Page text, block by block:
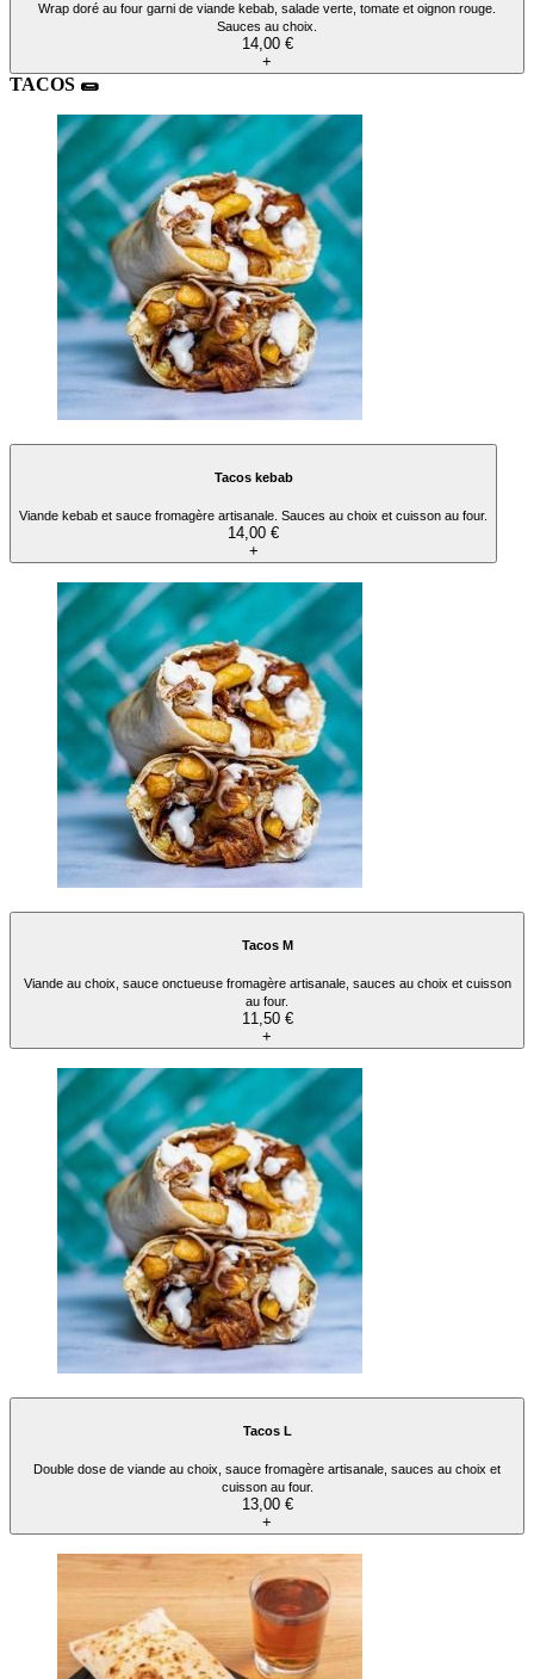
Wrap doré au four garni de viande kebab, salade verte, tomate et oignon rouge.
Sauces au choix.
14,00 €
+
TACOS ​🌯
Tacos kebab
Viande kebab et sauce fromagère artisanale. Sauces au choix et cuisson au four.
14,00 €
+
Tacos M
Viande au choix, sauce onctueuse fromagère artisanale, sauces au choix et cuisson
au four.
11,50 €
+
Tacos L
Double dose de viande au choix, sauce fromagère artisanale, sauces au choix et
cuisson au four.
13,00 €
+